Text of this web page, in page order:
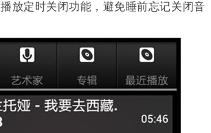
放定时关闭功能，避免睡前忘记关闭音